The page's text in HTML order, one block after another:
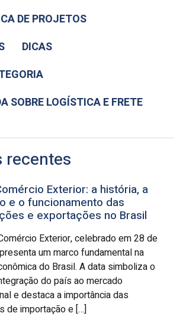
DE PROJETOS
DICAS
SOBRE LOGÍSTICA E FRETE
recentes
Exterior: a história, a
e o funcionamento das
e exportações no Brasil
Exterior, celebrado em 28 de
um marco fundamental na
do Brasil. A data simboliza o
do país ao mercado
e destaca a importância das
de importação e […]